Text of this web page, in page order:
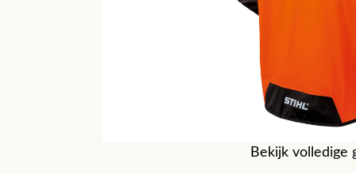
Bekijk volledige